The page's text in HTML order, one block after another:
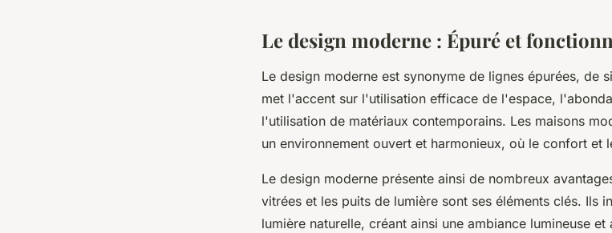
Le design moderne : Épuré et
Le design moderne est synonyme de lignes épurées, de
met l'accent sur l'utilisation efficace de l'espace,
l'utilisation de matériaux contemporains. Les maisons
un environnement ouvert et harmonieux, où le confort et
Le design moderne présente ainsi de nombreux
vitrées et les puits de lumière sont ses éléments clés. Ils
lumière naturelle, créant ainsi une ambiance lumineuse et